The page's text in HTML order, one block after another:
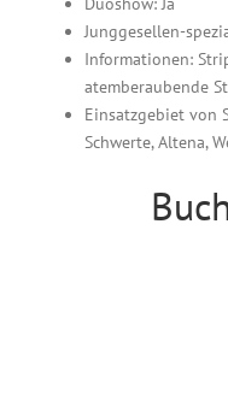
Junggesellen-
Informationen:
atemberaubende
Einsatzgebiet von
Schwerte, Altena,